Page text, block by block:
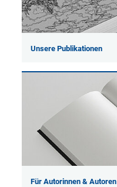
Unsere Publikationen
Für Autorinnen & Autoren